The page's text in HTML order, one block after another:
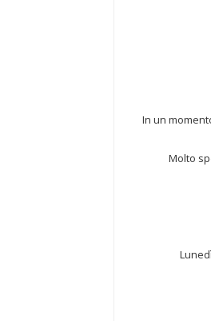
In un
Molto